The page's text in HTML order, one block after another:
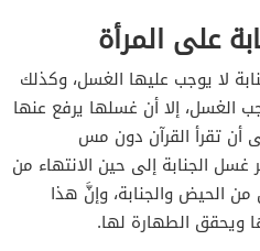
على المرأة
لا يوجب عليها الغسل، وكذلك
الغسل، إلا أن غسلها يرفع عنها
أن تقرأ القرآن دون مس
الجنابة إلى حين الانتهاء من
الحيض والجنابة، وإنَّ هذا
ويحقق الطهارة لها.